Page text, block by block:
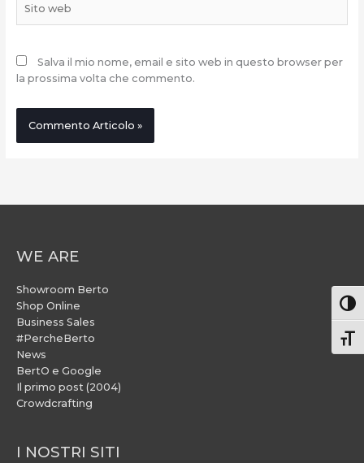
web
Salva il mio nome, email e sito web in questo browser per
la prossima volta che commento.
WE ARE
Showroom Berto
Shop Online
Business Sales
#PercheBerto
News
BertO e Google
Il primo post (2004)
Crowdcrafting
I NOSTRI SITI